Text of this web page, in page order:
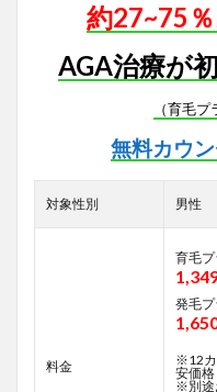
約27~75
AGA治療が
（育毛
無料カウ
対象性別 男性
料金
育毛
発毛
※12カ
安価格
※別途